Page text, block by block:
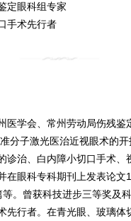
定眼科组专家
手术先行者
学会、常州劳动局伤残鉴
分子激光医治近视眼术的
诊治、白内障小切口手术、
在眼科专科期刊上发表论文
。曾获科技进步三等奖及
先行者。在青光眼、玻璃体